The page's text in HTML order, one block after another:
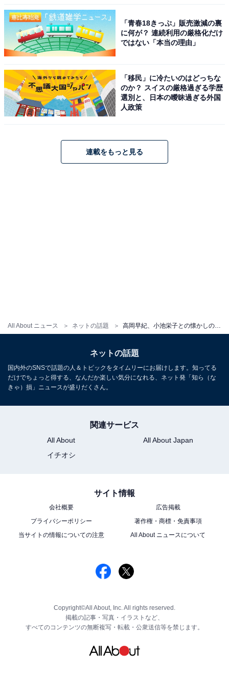
All About ニュース ネットの話題
「青春18きっぷ」販売激減の裏
に何が？ 連続利用の厳格化だけ
ではない「本当の理由」
「移民」に冷たいのはどっちな
のか？ スイスの厳格過ぎる学歴
選別と、日本の曖昧過ぎる外国
人政策
連載をもっと見る
ネットの話題
国内外のSNSで話題の人＆トピックをタイムリーにお届けします。知ってる
だけでちょっと得する、なんだか楽しい気分になれる、ネット発「知ら（な
きゃ）損」ニュースが盛りだくさん。
関連サービス
All About
All About Japan
イチオシ
サイト情報
会社概要
広告掲載
プライバシーポリシー
著作権・商標・免責事項
当サイトの情報についての注意
All About ニュースについて
Copyright©All About, Inc. All rights reserved.
掲載の記事・写真・イラストなど、
すべてのコンテンツの無断複写・転載・公衆送信等を禁じます。